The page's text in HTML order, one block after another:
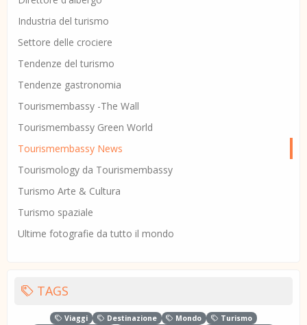
Industria del turismo
Settore delle crociere
Tendenze del turismo
Tendenze gastronomia
Tourismembassy -The Wall
Tourismembassy Green World
Tourismembassy News
Tourismology da Tourismembassy
Turismo Arte & Cultura
Turismo spaziale
Ultime fotografie da tutto il mondo
TAGS
Viaggi Destinazione Mondo
Turismo